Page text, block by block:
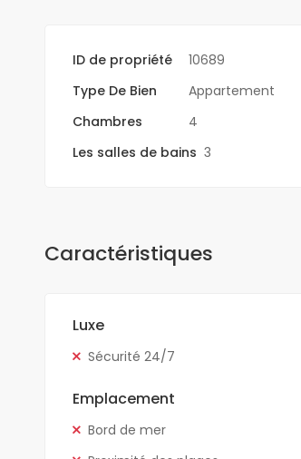
ID de propriété 10689
Type De Bien
Appartement
Chambres
4
Les salles de bains 3
Caractéristiques
Luxe
Sécurité 24/7
Emplacement
Bord de mer